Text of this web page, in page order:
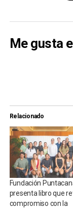
Me gusta
Relacionado
Fundación
presenta libro que
compromiso con la